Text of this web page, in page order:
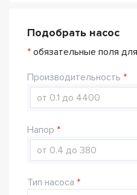
Подобрать насос
* обязательные поля
Производительность
Напор
Тип насоса